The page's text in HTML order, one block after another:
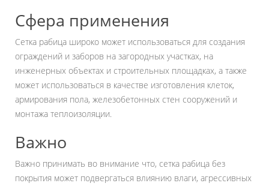
Сфера применения
Сетка рабица широко может использоваться для создания
ограждений и заборов на загородных участках, на
инженерных объектах и строительных площадках, а также
может использоваться в качестве изготовления клеток,
армирования пола, железобетонных стен сооружений и
монтажа теплоизоляции.
Важно
Важно принимать во внимание что, сетка рабица без
покрытия может подвергаться влиянию влаги, агрессивных